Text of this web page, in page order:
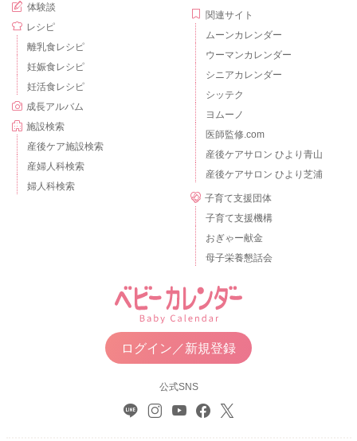
体験談
レシピ
離乳食レシピ
妊娠食レシピ
妊活食レシピ
成長アルバム
施設検索
産後ケア施設検索
産婦人科検索
婦人科検索
関連サイト
ムーンカレンダー
ウーマンカレンダー
シニアカレンダー
シッテク
ヨムーノ
医師監修.com
産後ケアサロン ひより青山
産後ケアサロン ひより芝浦
子育て支援団体
子育て支援機構
おぎゃー献金
母子栄養懇話会
ログイン／新規登録
公式SNS